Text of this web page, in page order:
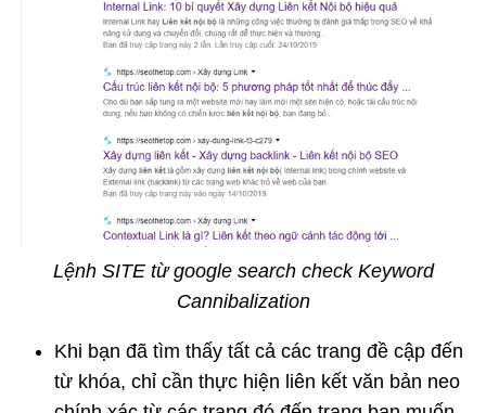
Lệnh SITE từ google search check Keyword
Cannibalization
Khi bạn đã tìm thấy tất cả các trang đề cập đến
từ khóa, chỉ cần thực hiện liên kết văn bản neo